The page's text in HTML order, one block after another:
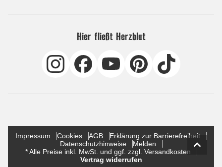
Hier fließt Herzblut
Impressum Cookies AGB
Erklärung zur Barrierefreiheit
Datenschutzhinweise
Melden
* Alle Preise inkl. MwSt. und ggf. zzgl. Versandkosten
Vertrag widerrufen